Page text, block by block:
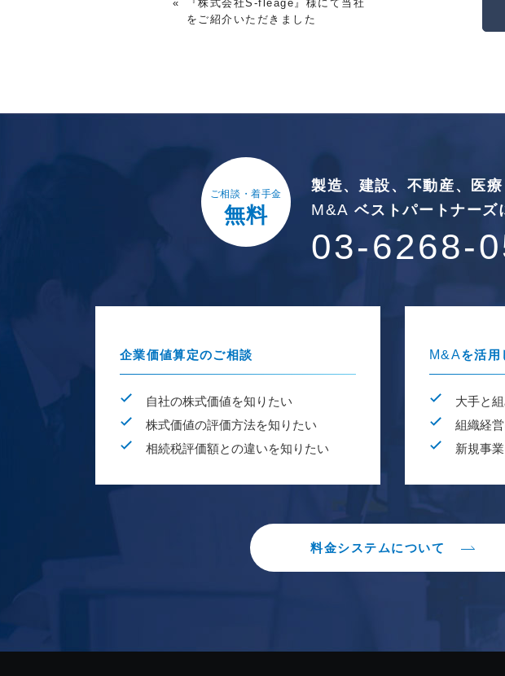
«
『株式会社S-fleage』様にて当社
をご紹介いただきました
ご相談・着手金
無料
製造、建設、不動産、 医
M&A ベストパートナーズ
03-6268-
企業価値算定のご相談
自社の株式価値を知りたい
株式価値の評価方法を知りたい
相続税評価額との違いを知りたい
M&Aを活用
大手と
組織経
新規事
料金システムについて